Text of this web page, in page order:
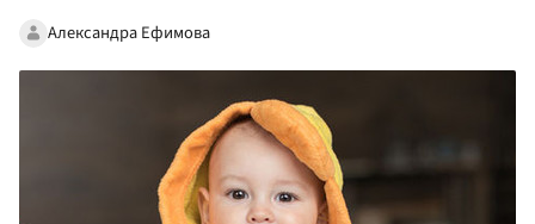
Александра Ефимова